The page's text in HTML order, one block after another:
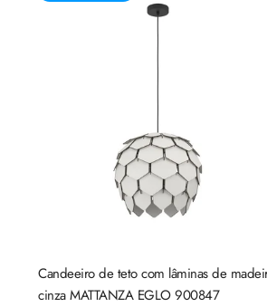
Candeeiro de teto com lâminas de
cinza MATTANZA EGLO 900847